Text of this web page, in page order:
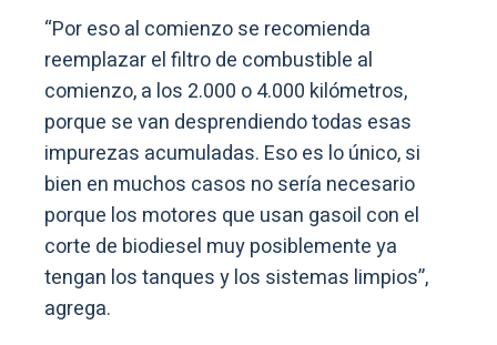
“Por eso al comienzo se recomienda
reemplazar el filtro de combustible al
comienzo, a los 2.000 o 4.000 kilómetros,
porque se van desprendiendo todas esas
impurezas acumuladas. Eso es lo único, si
bien en muchos casos no sería necesario
porque los motores que usan gasoil con el
corte de biodiesel muy posiblemente ya
tengan los tanques y los sistemas limpios”,
agrega.